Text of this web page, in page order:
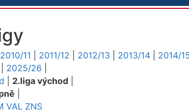
2010/11 2011/12 2012/13 2013/14 2014/
2025/26
2.liga východ
VAL ZNS